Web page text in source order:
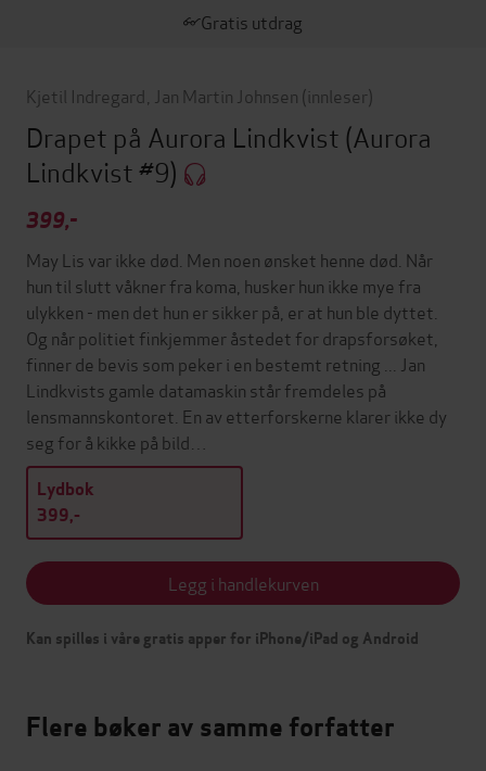
Gratis utdrag
Kjetil Indregard Jan Martin Johnsen (innleser)
Drapet på Aurora Lindkvist (Aurora
Lindkvist #9)
399,-
May Lis var ikke død. Men noen ønsket henne død. Når
hun til slutt våkner fra koma, husker hun ikke mye fra
ulykken - men det hun er sikker på, er at hun ble dyttet.
Og når politiet finkjemmer åstedet for drapsforsøket,
finner de bevis som peker i en bestemt retning ... Jan
Lindkvists gamle datamaskin står fremdeles på
lensmannskontoret. En av etterforskerne klarer ikke dy
seg for å kikke på bild…
Lydbok
399,-
Legg i handlekurven
Kan spilles i våre gratis apper for iPhone/iPad og Android
Flere bøker av samme forfatter